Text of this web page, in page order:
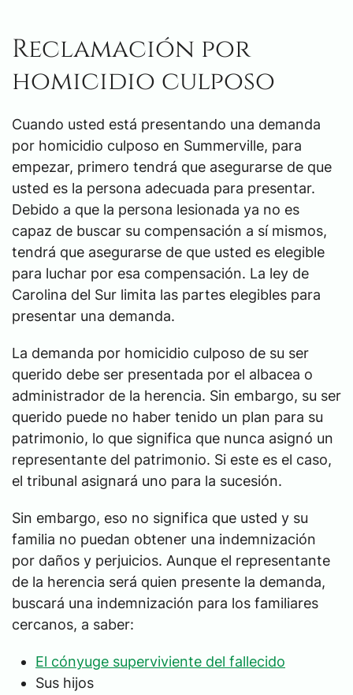
Reclamación por
homicidio culposo
Cuando usted está presentando una demanda
por homicidio culposo en Summerville, para
empezar, primero tendrá que asegurarse de que
usted es la persona adecuada para presentar.
Debido a que la persona lesionada ya no es
capaz de buscar su compensación a sí mismos,
tendrá que asegurarse de que usted es elegible
para luchar por esa compensación. La ley de
Carolina del Sur limita las partes elegibles para
presentar una demanda.
La demanda por homicidio culposo de su ser
querido debe ser presentada por el albacea o
administrador de la herencia. Sin embargo, su ser
querido puede no haber tenido un plan para su
patrimonio, lo que significa que nunca asignó un
representante del patrimonio. Si este es el caso,
el tribunal asignará uno para la sucesión.
Sin embargo, eso no significa que usted y su
familia no puedan obtener una indemnización
por daños y perjuicios. Aunque el representante
de la herencia será quien presente la demanda,
buscará una indemnización para los familiares
cercanos, a saber:
El cónyuge superviviente del fallecido
Sus hijos